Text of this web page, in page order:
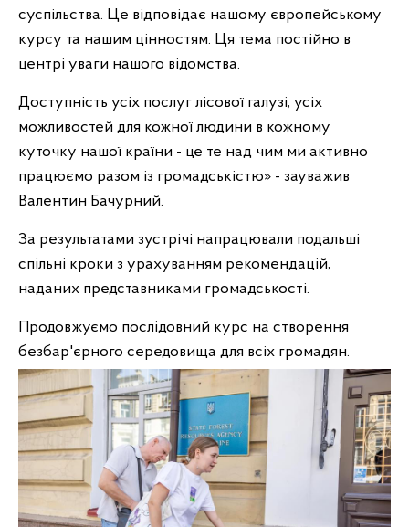
суспільства. Це відповідає нашому європейському
курсу та нашим цінностям. Ця тема постійно в
центрі уваги нашого відомства.
Доступність усіх послуг лісової галузі, усіх
можливостей для кожної людини в кожному
куточку нашої країни - це те над чим ми активно
працюємо разом із громадськістю» - зауважив
Валентин Бачурний.
За результатами зустрічі напрацювали подальші
спільні кроки з урахуванням рекомендацій,
наданих представниками громадськості.
Продовжуємо послідовний курс на створення
безбар'єрного середовища для всіх громадян.